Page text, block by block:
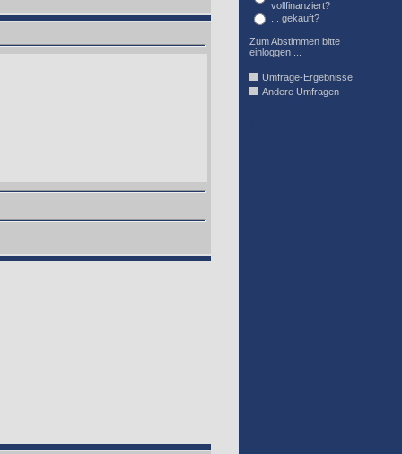
vollfinanziert?
... gekauft?
Zum Abstimmen bitte
einloggen ...
Umfrage-Ergebnisse
Andere Umfragen